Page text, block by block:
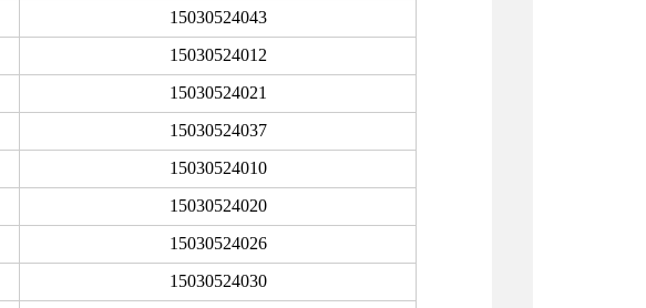
15030524043
15030524012
15030524021
15030524037
15030524010
15030524020
15030524026
15030524030